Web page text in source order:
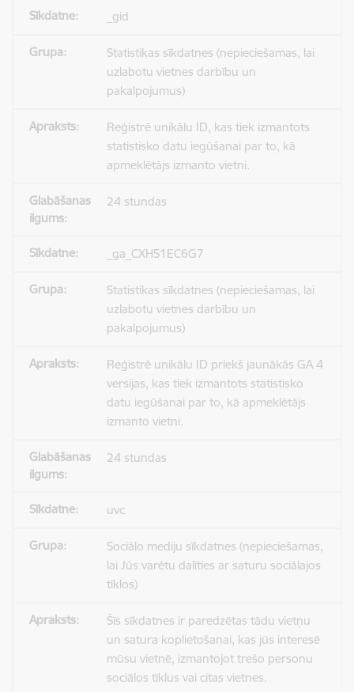
_gid
Statistikas sīkdatnes (nepieciešamas, lai
uzlabotu vietnes darbību un
pakalpojumus)
Reģistrē unikālu ID, kas tiek izmantots
statistisko datu iegūšanai par to, kā
apmeklētājs izmanto vietni.
24 stundas
_ga_CXH51EC6G7
Statistikas sīkdatnes (nepieciešamas, lai
uzlabotu vietnes darbību un
pakalpojumus)
Reģistrē unikālu ID priekš jaunākās GA 4
versijas, kas tiek izmantots statistisko
datu iegūšanai par to, kā apmeklētājs
izmanto vietni.
24 stundas
uvc
Sociālo mediju sīkdatnes (nepieciešamas,
lai Jūs varētu dalīties ar saturu sociālajos
tīklos)
Šīs sīkdatnes ir paredzētas tādu vietņu
un satura koplietošanai, kas jūs interesē
mūsu vietnē, izmantojot trešo personu
sociālos tīklus vai citas vietnes.